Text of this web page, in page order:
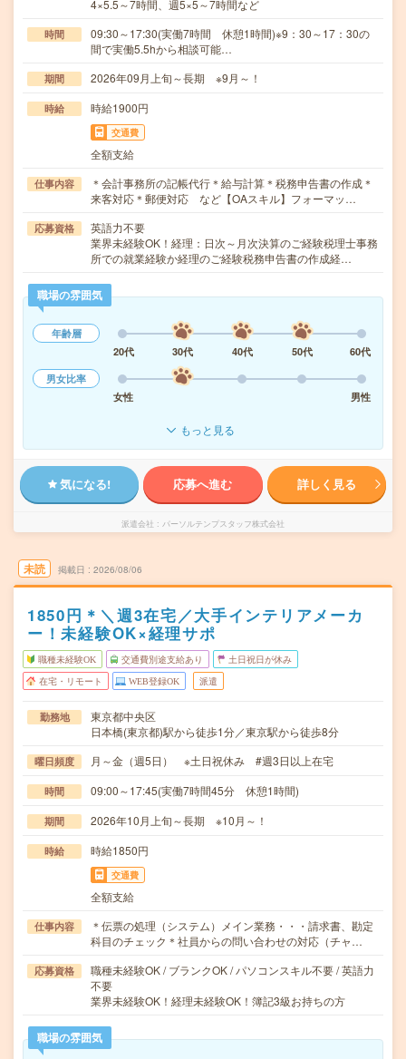
4×5.5～7時間、週5×5～7時間など
時間
09:30～17:30(実働7時間 休憩1時間)※9：30～17：30の
間で実働5.5hから相談可能…
期間 2026年09月上旬～長期 ※9月～！
時給 時給1900円
交通費
全額支給
仕事内容
＊会計事務所の記帳代行＊給与計算＊税務申告書の作成＊
来客対応＊郵便対応 など【OAスキル】フォーマッ…
応募資格
英語力不要
業界未経験OK！経理：日次～月次決算のご経験税理士事務
所での就業経験か経理のご経験税務申告書の作成経…
職場の雰囲気
年齢層
20代
30代 40代 50代
60代
男女比率
女性
男性
もっと見る
気になる! 応募へ進む 詳しく見る
派遣会社 パーソルテンプスタッフ株式会社
未読 掲載日 2026/08/06
1850円＊＼週3在宅／大手インテリアメーカ
ー！未経験OK×経理サポ
職種未経験OK 交通費別途支給あり 土日祝日が休み
在宅・リモート WEB登録OK 派遣
勤務地
東京都中央区
日本橋(東京都)駅から徒歩1分／東京駅から徒歩8分
曜日頻度 月～金（週5日） ※土日祝休み #週3日以上在宅
時間 09:00～17:45(実働7時間45分 休憩1時間)
期間 2026年10月上旬～長期 ※10月～！
時給 時給1850円
交通費
全額支給
仕事内容
＊伝票の処理（システム）メイン業務・・・請求書、勘定
科目のチェック＊社員からの問い合わせの対応（チャ…
応募資格
職種未経験OK / ブランクOK / パソコンスキル不要 / 英語力
不要
業界未経験OK！経理未経験OK！簿記3級お持ちの方
職場の雰囲気